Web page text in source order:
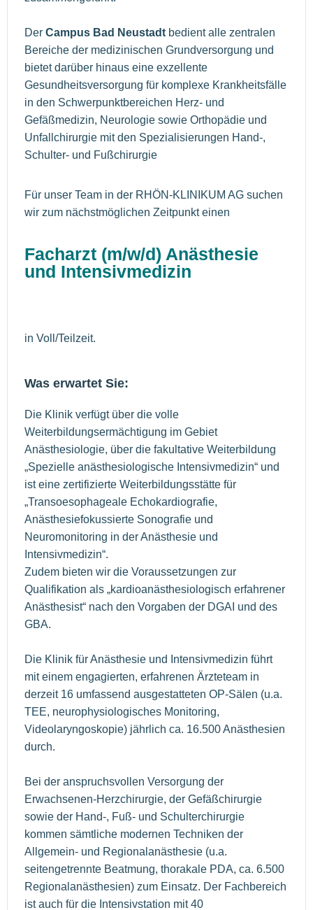
Der Campus Bad Neustadt bedient alle zentralen
Bereiche der medizinischen Grundversorgung und
bietet darüber hinaus eine exzellente
Gesundheitsversorgung für komplexe Krankheitsfälle
in den Schwerpunktbereichen Herz- und
Gefäßmedizin, Neurologie sowie Orthopädie und
Unfallchirurgie mit den Spezialisierungen Hand-,
Schulter- und Fußchirurgie
Für unser Team in der RHÖN-KLINIKUM AG suchen
wir zum nächstmöglichen Zeitpunkt einen
Facharzt (m/w/d) Anästhesie
und Intensivmedizin
in Voll/Teilzeit.
Was erwartet Sie:
Die Klinik verfügt über die volle
Weiterbildungsermächtigung im Gebiet
Anästhesiologie, über die fakultative Weiterbildung
„Spezielle anästhesiologische Intensivmedizin“ und
ist eine zertifizierte Weiterbildungsstätte für
„Transoesophageale Echokardiografie,
Anästhesiefokussierte Sonografie und
Neuromonitoring in der Anästhesie und
Intensivmedizin“.
Zudem bieten wir die Voraussetzungen zur
Qualifikation als „kardioanästhesiologisch erfahrener
Anästhesist“ nach den Vorgaben der DGAI und des
GBA.
Die Klinik für Anästhesie und Intensivmedizin führt
mit einem engagierten, erfahrenen Ärzteteam in
derzeit 16 umfassend ausgestatteten OP-Sälen (u.a.
TEE, neurophysiologisches Monitoring,
Videolaryngoskopie) jährlich ca. 16.500 Anästhesien
durch.
Bei der anspruchsvollen Versorgung der
Erwachsenen-Herzchirurgie, der Gefäßchirurgie
sowie der Hand-, Fuß- und Schulterchirurgie
kommen sämtliche modernen Techniken der
Allgemein- und Regionalanästhesie (u.a.
seitengetrennte Beatmung, thorakale PDA, ca. 6.500
Regionalanästhesien) zum Einsatz. Der Fachbereich
ist auch für die Intensivstation mit 40